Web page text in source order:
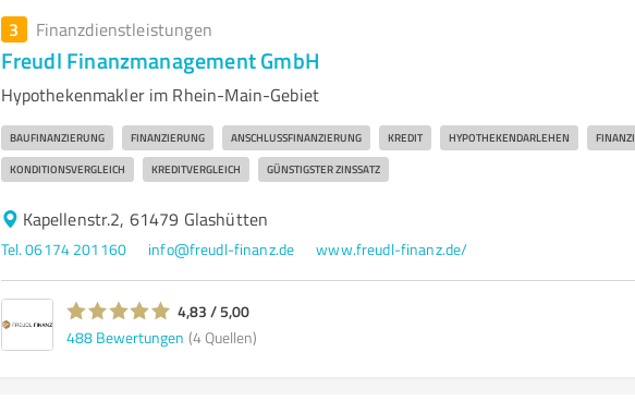
3 Finanzdienstleistungen
Freudl Finanzmanagement GmbH
Hypothekenmakler im Rhein-Main-Gebiet
BAUFINANZIERUNG FINANZIERUNG ANSCHLUSSFINANZIERUNG KREDIT HYPOTHEKENDARLEHEN
KONDITIONSVERGLEICH KREDITVERGLEICH GÜNSTIGSTER ZINSSATZ
Kapellenstr.2, 61479 Glashütten
Tel. 06174 201160 info@freudl-finanz.de www.freudl-finanz.de/
4,83 / 5,00
488 Bewertungen (4 Quellen)